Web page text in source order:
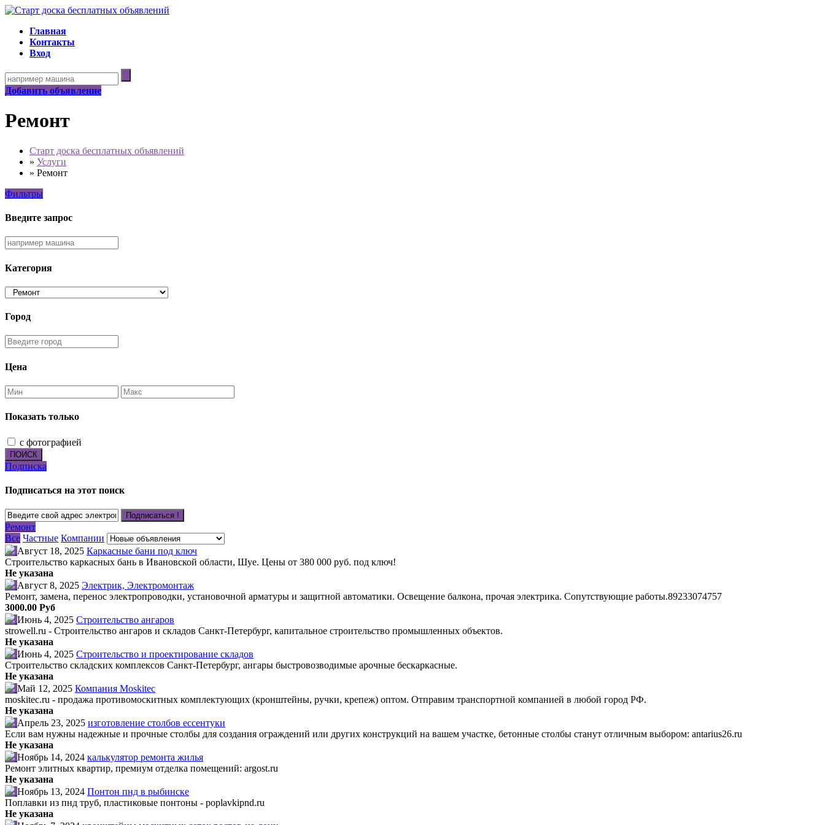
Главная
Контакты
Вход
Добавить объявление
Ремонт
Старт доска бесплатных объявлений
» Услуги
» Ремонт
Фильтры
Введите запрос
Категория
Город
Цена
Показать только
с фотографией
ПОИСК
Подписка
Подписаться на этот поиск
Подписаться !
Ремонт
Все Частные Компании
Август 18, 2025 Каркасные бани под ключ
Строительство каркасных бань в Ивановской области, Шуе. Цены от 380 000 руб. под ключ!
Не указана
Август 8, 2025 Электрик, Электромонтаж
Ремонт, замена, перенос электропроводки, установочной арматуры и защитной автоматики. Освещение балкона, прочая электрика. Сопутствующие работы.89233074757
3000.00 Руб
Июнь 4, 2025 Строительство ангаров
strowell.ru - Строительство ангаров и складов Санкт-Петербург, капитальное строительство промышленных объектов.
Не указана
Июнь 4, 2025 Строительство и проектирование складов
Строительство складских комплексов Санкт-Петербург, ангары быстровозводимые арочные бескаркасные.
Не указана
Май 12, 2025 Компания Moskitec
moskitec.ru - продажа противомоскитных комплектующих (кронштейны, ручки, крепеж) оптом. Отправим транспортной компанией в любой город РФ.
Не указана
Апрель 23, 2025 изготовление столбов ессентуки
Если вам нужны надежные и прочные столбы для создания ограждений или других конструкций на вашем участке, бетонные столбы станут отличным выбором: antarius26.ru
Не указана
Ноябрь 14, 2024 калькулятор ремонта жилья
Ремонт элитных квартир, премиум отделка помещений: argost.ru
Не указана
Ноябрь 13, 2024 Понтон пнд в рыбинске
Поплавки из пнд труб, пластиковые понтоны - poplavkipnd.ru
Не указана